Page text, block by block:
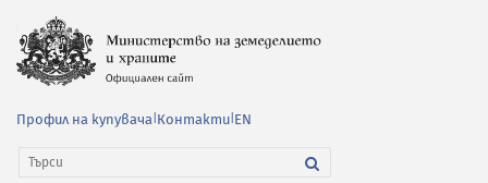
Профил на купувача Контакти EN